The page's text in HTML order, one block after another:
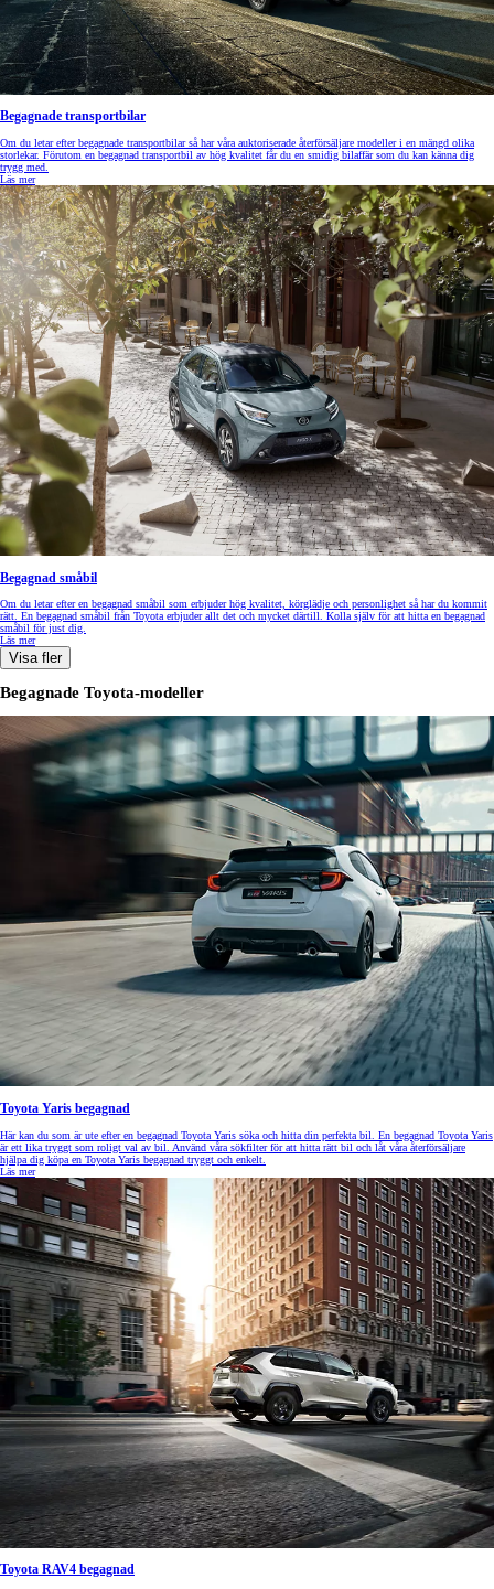
Begagnade transportbilar
Om du letar efter begagnade transportbilar så har våra auktoriserade återförsäljare modeller i en mängd olika
storlekar. Förutom en begagnad transportbil av hög kvalitet får du en smidig bilaffär som du kan känna dig
trygg med.
Läs mer
Begagnad småbil
Om du letar efter en begagnad småbil som erbjuder hög kvalitet, körglädje och personlighet så har du kommit
rätt. En begagnad småbil från Toyota erbjuder allt det och mycket därtill. Kolla själv för att hitta en begagnad
småbil för just dig.
Läs mer
Visa fler
Begagnade Toyota-modeller
Toyota Yaris begagnad
Här kan du som är ute efter en begagnad Toyota Yaris söka och hitta din perfekta bil. En begagnad Toyota Yaris
är ett lika tryggt som roligt val av bil. Använd våra sökfilter för att hitta rätt bil och låt våra återförsäljare
hjälpa dig köpa en Toyota Yaris begagnad tryggt och enkelt.
Läs mer
Toyota RAV4 begagnad